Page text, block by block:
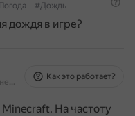
#Дождь
дождя в игре?
На основе источников, возможны неточности
Как это работает?
Minecraft. На частоту